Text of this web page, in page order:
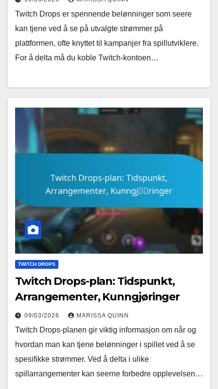
Twitch Drops er spennende belønninger som seere
kan tjene ved å se på utvalgte strømmer på
plattformen, ofte knyttet til kampanjer fra spillutviklere.
For å delta må du koble Twitch-kontoen…
TWITCH DROPS
Twitch Drops-plan: Tidspunkt,
Arrangementer, Kunngjøringer
09/03/2026 MARISSA QUINN
Twitch Drops-planen gir viktig informasjon om når og
hvordan man kan tjene belønninger i spillet ved å se
spesifikke strømmer. Ved å delta i ulike
spillarrangementer kan seerne forbedre opplevelsen…